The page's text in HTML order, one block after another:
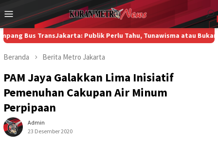
ke
konten
Menu
Mobile
Publik Perlu Tahu, Tunawisma atau Bukan? Di
Beranda Berita Metro Jakarta
PAM Jaya Galakkan Lima Inisiatif
Pemenuhan Cakupan Air Minum
Perpipaan
Admin
23 Desember 2020